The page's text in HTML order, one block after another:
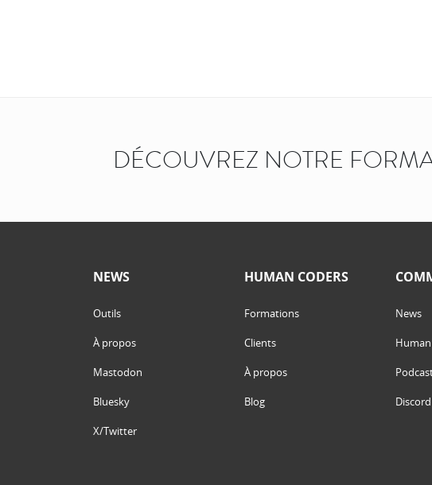
DÉCOUVREZ NOTRE
NEWS
Outils
À propos
Mastodon
Bluesky
X/Twitter
HUMAN CODERS
Formations
Clients
À propos
Blog
News
Discord